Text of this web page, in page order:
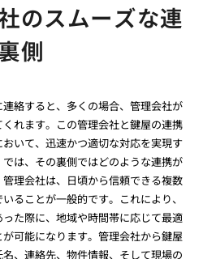
のスムーズな連
側
絡すると、多くの場合、管理会社が
れます。この管理会社と鍵屋の連携
いて、迅速かつ適切な対応を実現す
は、その裏側ではどのような連携が
理会社は、日頃から信頼できる複数
ることが一般的です。これにより、
た際に、地域や時間帯に応じて最適
可能になります。管理会社から鍵屋
、連絡先、物件情報、そして現場の